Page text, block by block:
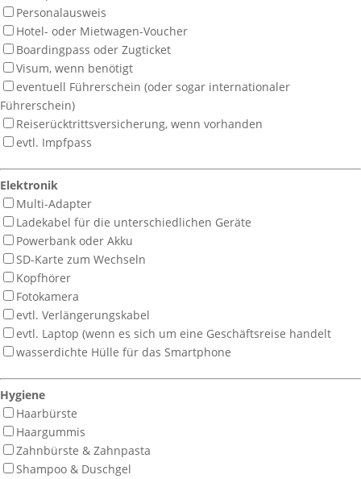
Personalausweis
Hotel- oder Mietwagen-Voucher
Boardingpass oder Zugticket
Visum, wenn benötigt
eventuell Führerschein (oder sogar internationaler
Führerschein)
Reiserücktrittsversicherung, wenn vorhanden
evtl. Impfpass
Elektronik
Multi-Adapter
Ladekabel für die unterschiedlichen Geräte
Powerbank oder Akku
SD-Karte zum Wechseln
Kopfhörer
Fotokamera
evtl. Verlängerungskabel
evtl. Laptop (wenn es sich um eine Geschäftsreise handelt
wasserdichte Hülle für das Smartphone
Hygiene
Haarbürste
Haargummis
Zahnbürste & Zahnpasta
Shampoo & Duschgel